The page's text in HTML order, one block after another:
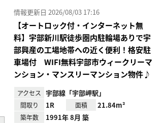
情報更新日 2026/08/03 17:16
【オートロック付・インターネット無
料】宇部新川駅徒歩圏内駐輪場ありで宇
部興産の工場地帯への近く便利！格安駐
車場付 WIFI無料宇部市ウィークリーマ
ンション・マンスリーマンション物件♪
アクセス 宇部線「宇部岬駅」
間取り 1R 面積 21.84m²
築年数 1991年 8月 築